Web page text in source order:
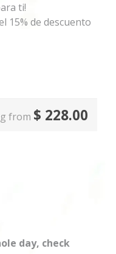
ti!
15% de descuento
from $ 228.00
day, check